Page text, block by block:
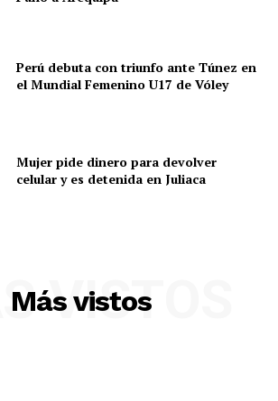
Perú debuta con triunfo ante Túnez en
el Mundial Femenino U17 de Vóley
Mujer pide dinero para devolver
celular y es detenida en Juliaca
Más vistos
VISTOS